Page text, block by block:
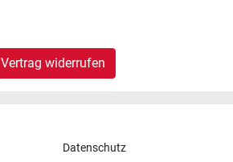
Vertrag widerrufen
Datenschutz